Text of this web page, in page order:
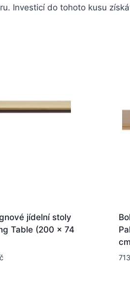
Investicí do tohoto kusu
jídelní stoly
Table (200 x 74